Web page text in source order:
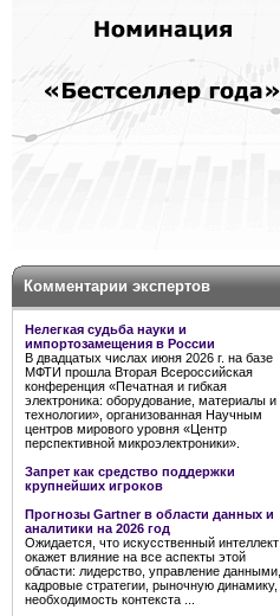
Комментарии экспертов
Нелегкая судьба науки и
импортозамещения в России
В двадцатых числах июня 2026 г. на базе
МФТИ прошла Вторая Всероссийская
конференция «Печатная и гибкая
электроника: оборудование, материалы и
технологии», организованная Научным
центров мирового уровня «Центр
перспективной микроэлектроники».
Запрет как средство поддержки
крупнейших игроков
Прогнозы Gartner в области данных и
аналитики на 2026 год
Ожидается, что искусственный интеллект
окажет влияние на все аспекты этой
области: лидерство, управление данными,
кадровые стратегии, рыночную динамику,
необходимость контекста ...